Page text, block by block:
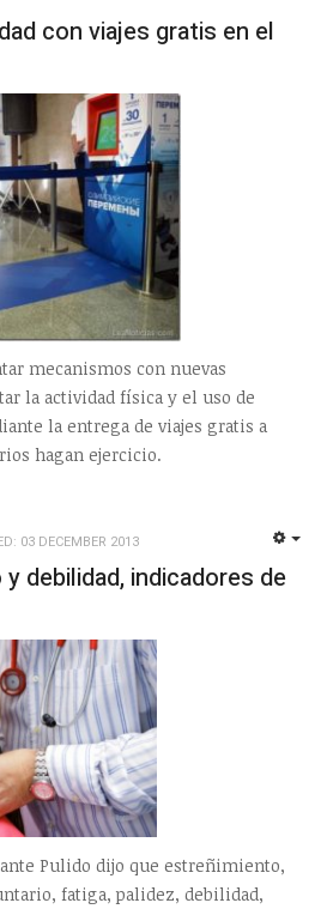
con viajes gratis en el
mecanismos con nuevas
la actividad física y el uso de
la entrega de viajes gratis a
hagan ejercicio.
03 DECEMBER 2013
debilidad, indicadores de
Pulido dijo que estreñimiento,
fatiga, palidez, debilidad,